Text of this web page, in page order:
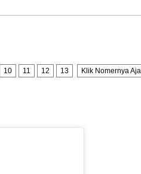
10 11 12 13 Klik Nomernya Aja